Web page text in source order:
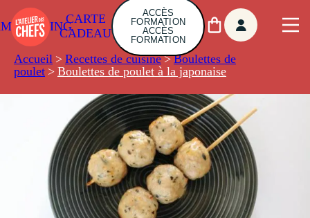
CARTE
CADEAU
ACCÈS
FORMATION
ACCÈS
FORMATION
Accueil > Recettes de cuisine > Boulettes de
poulet > Boulettes de poulet à la japonaise